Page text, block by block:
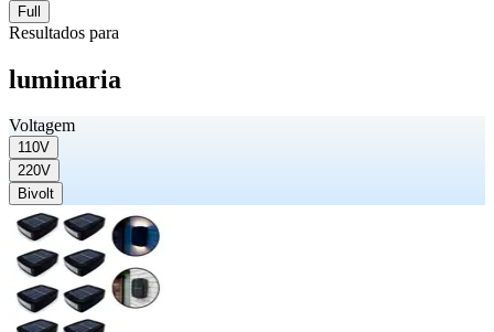
Full
Resultados para
luminaria
Voltagem
110V
220V
Bivolt